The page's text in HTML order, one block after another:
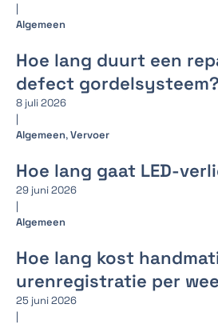
|
Algemeen
Hoe lang duurt een
defect gordelsysteem?
8 juli 2026
|
Algemeen,Vervoer
Hoe lang gaat LED-
29 juni 2026
|
Algemeen
Hoe lang kost
urenregistratie per
25 juni 2026
|